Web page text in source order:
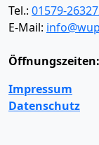
Tel.: 01579-
E-Mail:
Öffnungszeiten:
Impressum
Datenschutz